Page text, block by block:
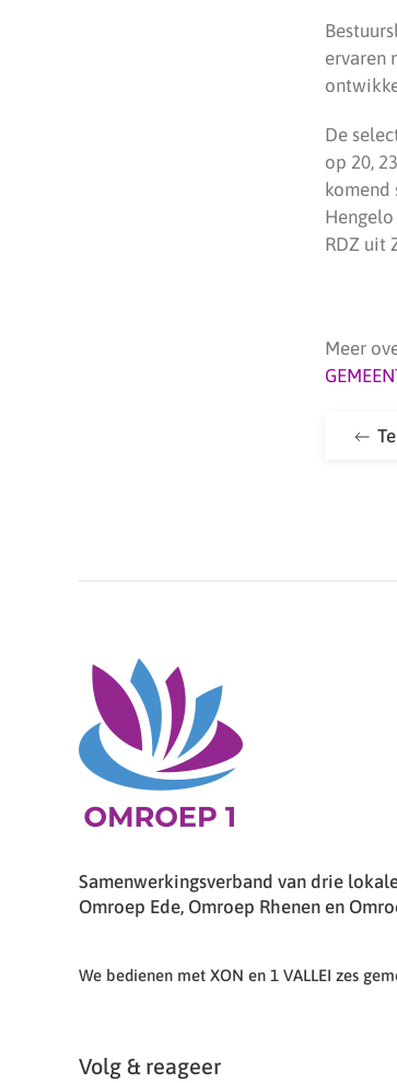
ervaren
De
op 20,
komend
RDZ uit
Meer
Samenwerkingsverband van drie
Omroep Ede, Omroep Rhenen en
We bedienen met XON en 1 VALLEI zes
Volg & reageer